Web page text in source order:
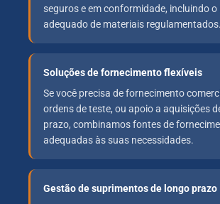
seguros e em conformidade, incluindo
adequado de materiais regulamentados.
Soluções de fornecimento flexíveis
Se você precisa de fornecimento
ordens de teste, ou apoio a aquisições
prazo, combinamos fontes de
adequadas às suas necessidades.
Gestão de suprimentos de longo prazo